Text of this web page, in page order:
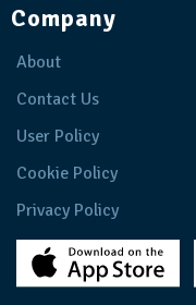
Company
About
Contact Us
User Policy
Cookie Policy
Privacy Policy